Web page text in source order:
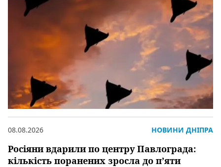
Росіяни вдарили по центру Павлограда:
кількість поранених зросла до п’яти
08.08.2026 НОВИНИ ДНІПРА